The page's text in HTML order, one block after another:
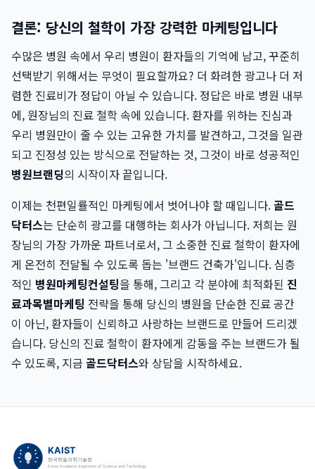
결론: 당신의 철학이 가장 강력한 마케팅입니다
수많은 병원 속에서 우리 병원이 환자들의 기억에 남고, 꾸준히
선택받기 위해서는 무엇이 필요할까요? 더 화려한 광고나 더 저
렴한 진료비가 정답이 아닐 수 있습니다. 정답은 바로 병원 내부
에, 원장님의 진료 철학 속에 있습니다. 환자를 위하는 진심과
우리 병원만이 줄 수 있는 고유한 가치를 발견하고, 그것을 일관
되고 진정성 있는 방식으로 전달하는 것, 그것이 바로 성공적인
병원브랜딩의 시작이자 끝입니다.
이제는 천편일률적인 마케팅에서 벗어나야 할 때입니다. 골드
닥터스는 단순히 광고를 대행하는 회사가 아닙니다. 저희는 원
장님의 가장 가까운 파트너로서, 그 소중한 진료 철학이 환자에
게 온전히 전달될 수 있도록 돕는 '브랜드 건축가'입니다. 심층
적인 병원마케팅컨설팅을 통해, 그리고 각 분야에 최적화된 진
료과목별마케팅 전략을 통해 당신의 병원을 단순한 진료 공간
이 아닌, 환자들이 신뢰하고 사랑하는 브랜드로 만들어 드리겠
습니다. 당신의 진료 철학이 환자에게 감동을 주는 브랜드가 될
수 있도록, 지금 골드닥터스와 상담을 시작하세요.